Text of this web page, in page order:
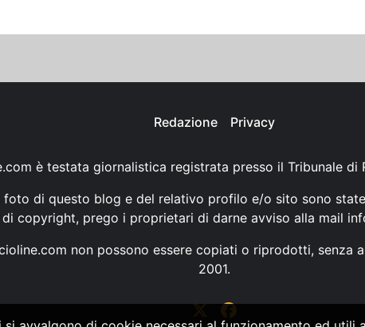
Redazione Privacy
è testata giornalistica registrata presso il Tribunale di
foto di questo blog e del relativo profilo e/o sito sono
copyright, prego i proprietari di darne avviso alla mail
non possono essere copiati o riprodotti, senza
2001.